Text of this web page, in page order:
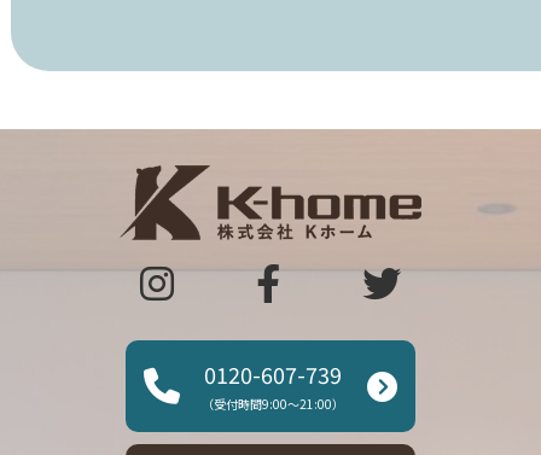
0120-607-739
（受付時間9:00～21:00）